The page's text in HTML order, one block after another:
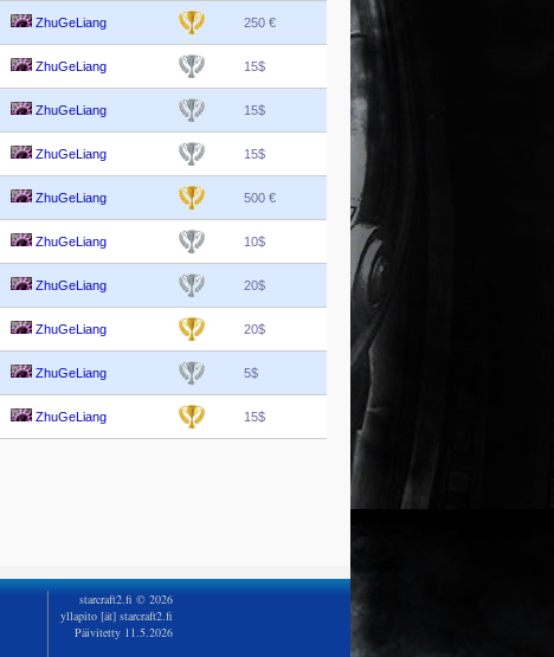
ZhuGeLiang 250 €
ZhuGeLiang 15$
ZhuGeLiang 15$
ZhuGeLiang 15$
ZhuGeLiang 500 €
ZhuGeLiang 10$
ZhuGeLiang 20$
ZhuGeLiang 20$
ZhuGeLiang 5$
ZhuGeLiang 15$
starcraft2.fi © 2026
yllapito [ät] starcraft2.fi
Päivitetty 11.5.2026